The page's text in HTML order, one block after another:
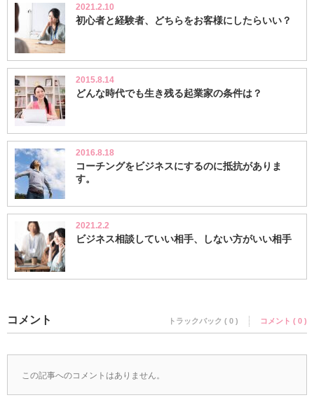
2021.2.10
初心者と経験者、どちらをお客様にしたらいい？
2015.8.14
どんな時代でも生き残る起業家の条件は？
2016.8.18
コーチングをビジネスにするのに抵抗がありま
す。
2021.2.2
ビジネス相談していい相手、しない方がいい相手
コメント トラックバック ( 0 ) コメント ( 0 )
この記事へのコメントはありません。